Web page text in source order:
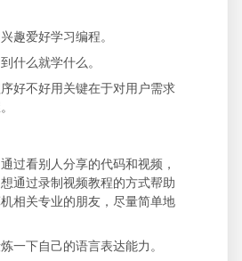
趣爱好学习编程。
什么就学什么。
好不好用关键在于对用户需求
过看别人分享的代码和视频，
通过录制视频教程的方式帮助
相关专业的朋友，尽量简单地
一下自己的语言表达能力。